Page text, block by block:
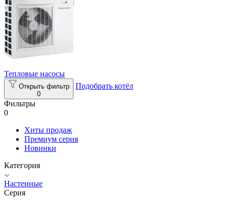
Тепловые насосы
Открыть фильтр
0
Подобрать котёл
Фильтры
0
Хиты продаж
Премиум серия
Новинки
Категория
Настенные
Серия